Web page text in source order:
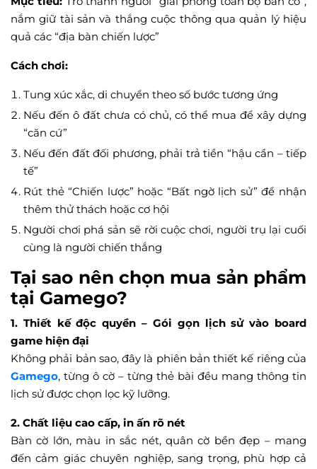
nắm giữ tài sản và thắng cuộc thông qua quản lý hiệu
quả các “địa bàn chiến lược”
Cách chơi:
Tung xúc xắc, di chuyển theo số bước tương ứng
Nếu đến ô đất chưa có chủ, có thể mua để xây dựng
“căn cứ”
Nếu đến đất đối phương, phải trả tiền “hậu cần – tiếp
tế”
Rút thẻ “Chiến lược” hoặc “Bất ngờ lịch sử” để nhận
thêm thử thách hoặc cơ hội
Người chơi phá sản sẽ rời cuộc chơi, người trụ lại cuối
cùng là người chiến thắng
Tại sao nên chọn mua sản phẩm
tại Gamego?
1. Thiết kế độc quyền – Gói gọn lịch sử vào board
game hiện đại
Không phải bản sao, đây là phiên bản thiết kế riêng của
Gamego, từng ô cờ – từng thẻ bài đều mang thông tin
lịch sử được chọn lọc kỹ lưỡng.
2. Chất liệu cao cấp, in ấn rõ nét
Bàn cờ lớn, màu in sắc nét, quân cờ bền đẹp – mang
đến cảm giác chuyên nghiệp, sang trọng, phù hợp cả